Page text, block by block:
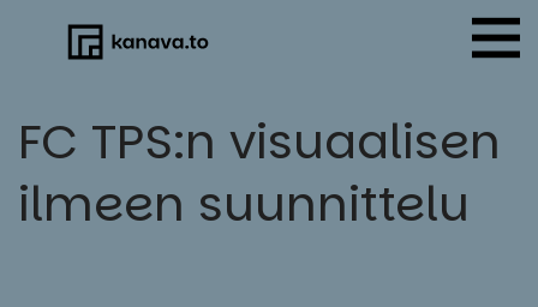
FC TPS:n vi­suaa­li­sen
il­meen suun­nit­te­lu